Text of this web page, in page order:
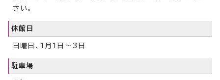
さい。
休館日
日曜日、1月1日～3日
駐車場